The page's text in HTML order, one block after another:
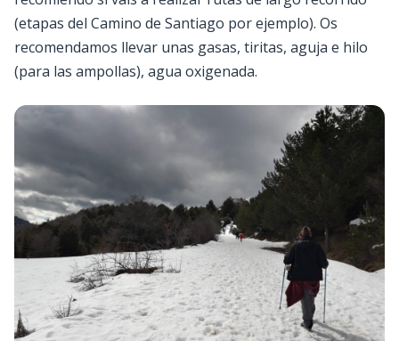
(etapas del Camino de Santiago por ejemplo). Os
recomendamos llevar unas gasas, tiritas, aguja e hilo
(para las ampollas), agua oxigenada.